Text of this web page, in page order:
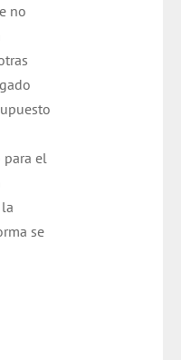
no
para el
se